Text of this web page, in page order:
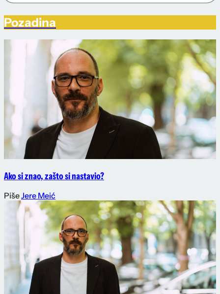
Pozadina
Ako si znao, zašto si nastavio?
PišeJere Meić